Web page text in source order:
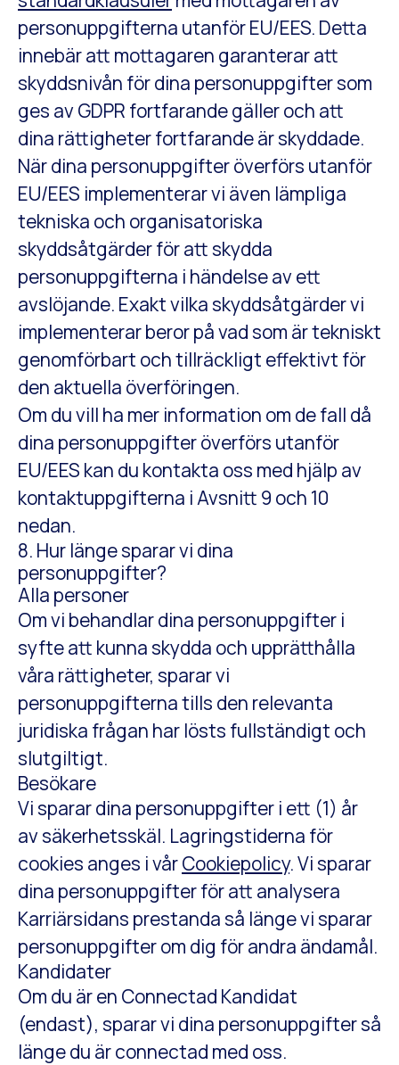
personuppgifterna utanför EU/EES. Detta
innebär att mottagaren garanterar att
skyddsnivån för dina personuppgifter som
ges av GDPR fortfarande gäller och att
dina rättigheter fortfarande är skyddade.
När dina personuppgifter överförs utanför
EU/EES implementerar vi även lämpliga
tekniska och organisatoriska
skyddsåtgärder för att skydda
personuppgifterna i händelse av ett
avslöjande. Exakt vilka skyddsåtgärder vi
implementerar beror på vad som är tekniskt
genomförbart och tillräckligt effektivt för
den aktuella överföringen.
Om du vill ha mer information om de fall då
dina personuppgifter överförs utanför
EU/EES kan du kontakta oss med hjälp av
kontaktuppgifterna i Avsnitt 9 och 10
nedan.
8. Hur länge sparar vi dina
personuppgifter?
Alla personer
Om vi ​​behandlar dina personuppgifter i
syfte att kunna skydda och upprätthålla
våra rättigheter, sparar vi
personuppgifterna tills den relevanta
juridiska frågan har lösts fullständigt och
slutgiltigt.
Besökare
Vi sparar dina personuppgifter i ett (1) år
av säkerhetsskäl. Lagringstiderna för
cookies anges i vårCookiepolicy. Vi sparar
dina personuppgifter för att analysera
Karriärsidans prestanda så länge vi sparar
personuppgifter om dig för andra ändamål.
Kandidater
Om du är en Connectad Kandidat
(endast), sparar vi dina personuppgifter så
länge du är connectad med oss.